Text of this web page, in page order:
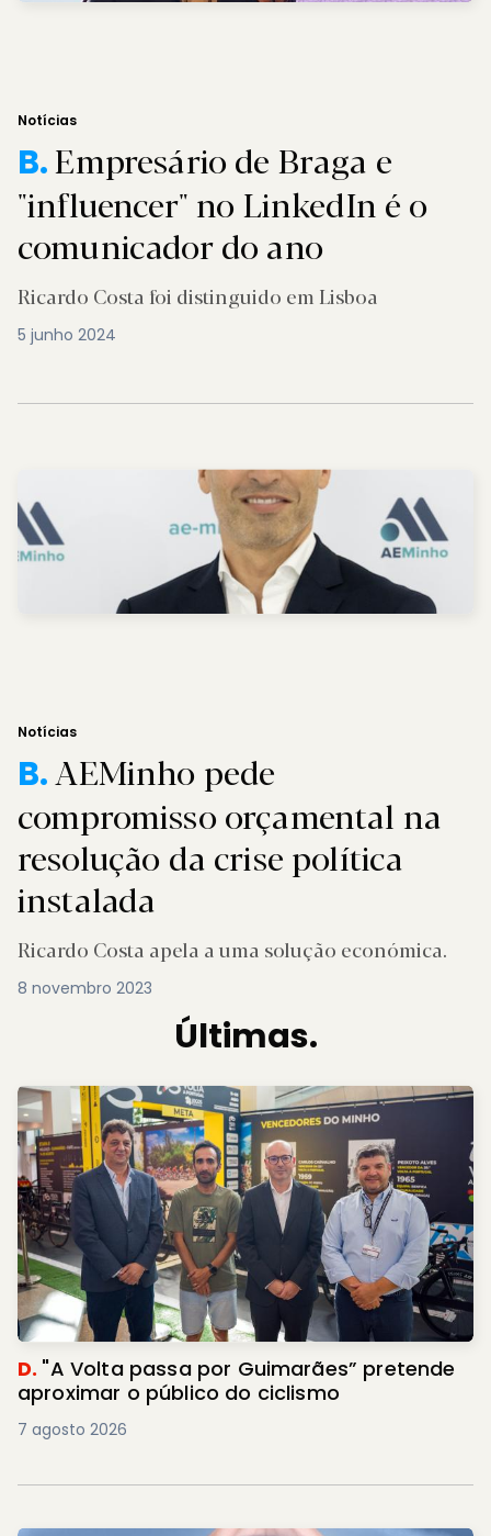
Notícias
B.Empresário de Braga e
"influencer" no LinkedIn é o
comunicador do ano
Ricardo Costa foi distinguido em Lisboa
5 junho 2024
Notícias
B.AEMinho pede
compromisso orçamental na
resolução da crise política
instalada
Ricardo Costa apela a uma solução económica.
8 novembro 2023
Últimas.
D. "A Volta passa por Guimarães” pretende
aproximar o público do ciclismo
7 agosto 2026